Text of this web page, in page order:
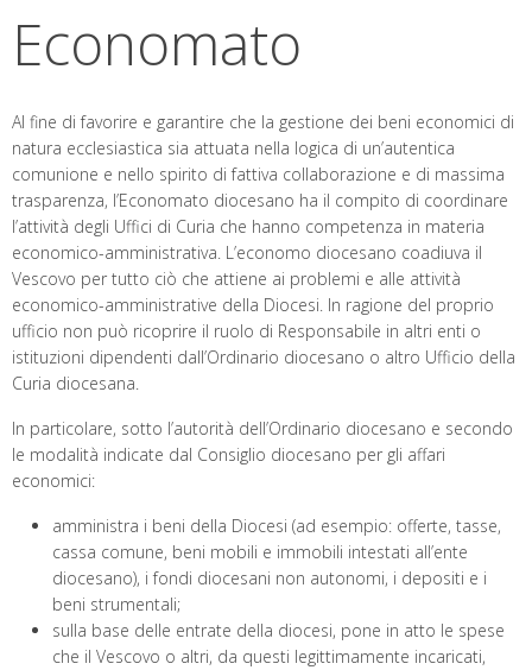
Economato
Al fine di favorire e garantire che la gestione dei beni economici di
natura ecclesiastica sia attuata nella logica di un’autentica
comunione e nello spirito di fattiva collaborazione e di massima
trasparenza, l’Economato diocesano ha il compito di coordinare
l’attività degli Uffici di Curia che hanno competenza in materia
economico-amministrativa. L’economo diocesano coadiuva il
Vescovo per tutto ciò che attiene ai problemi e alle attività
economico-amministrative della Diocesi. In ragione del proprio
ufficio non può ricoprire il ruolo di Responsabile in altri enti o
istituzioni dipendenti dall’Ordinario diocesano o altro Ufficio della
Curia diocesana.
In particolare, sotto l’autorità dell’Ordinario diocesano e secondo
le modalità indicate dal Consiglio diocesano per gli affari
economici:
amministra i beni della Diocesi (ad esempio: offerte, tasse,
cassa comune, beni mobili e immobili intestati all’ente
diocesano), i fondi diocesani non autonomi, i depositi e i
beni strumentali;
sulla base delle entrate della diocesi, pone in atto le spese
che il Vescovo o altri, da questi legittimamente incaricati,